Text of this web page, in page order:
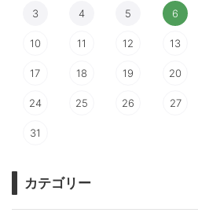
3 4 5 6
10 11 12 13
17 18 19 20
24 25 26 27
31
カテゴリー